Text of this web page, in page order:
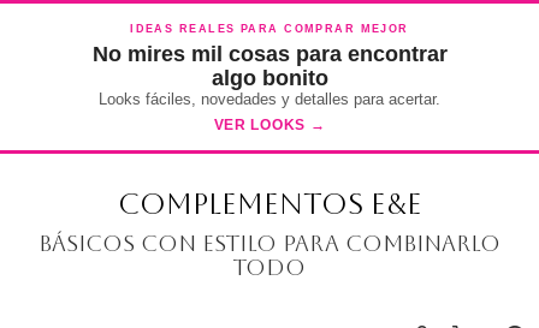
IDEAS REALES PARA COMPRAR MEJOR
No mires mil cosas para encontrar
algo bonito
Looks fáciles, novedades y detalles para acertar.
VER LOOKS →
COMPLEMENTOS E&E
Básicos con estilo para combinarlo
todo